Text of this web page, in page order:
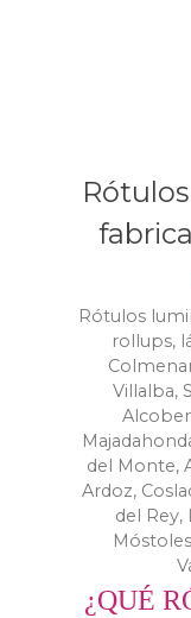
Rótulos
rollups,
Villalba,
del Monte,
Ardoz,
del Rey,
¿QUÉ